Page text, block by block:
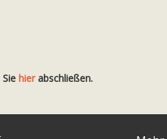
hierabschließen.